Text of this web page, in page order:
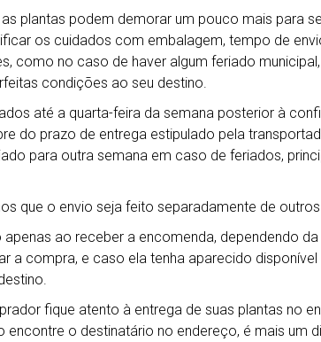
plantas podem demorar um pouco mais para
os cuidados com embalagem, tempo de
como no caso de haver algum feriado
condições ao seu destino.
até a quarta-feira da semana posterior à
do prazo de entrega estipulado pela
para outra semana em caso de feriados,
que o envio seja feito separadamente de
ao receber a encomenda, dependendo
a compra, e caso ela tenha aparecido
fique atento à entrega de suas plantas no
o destinatário no endereço, é mais um